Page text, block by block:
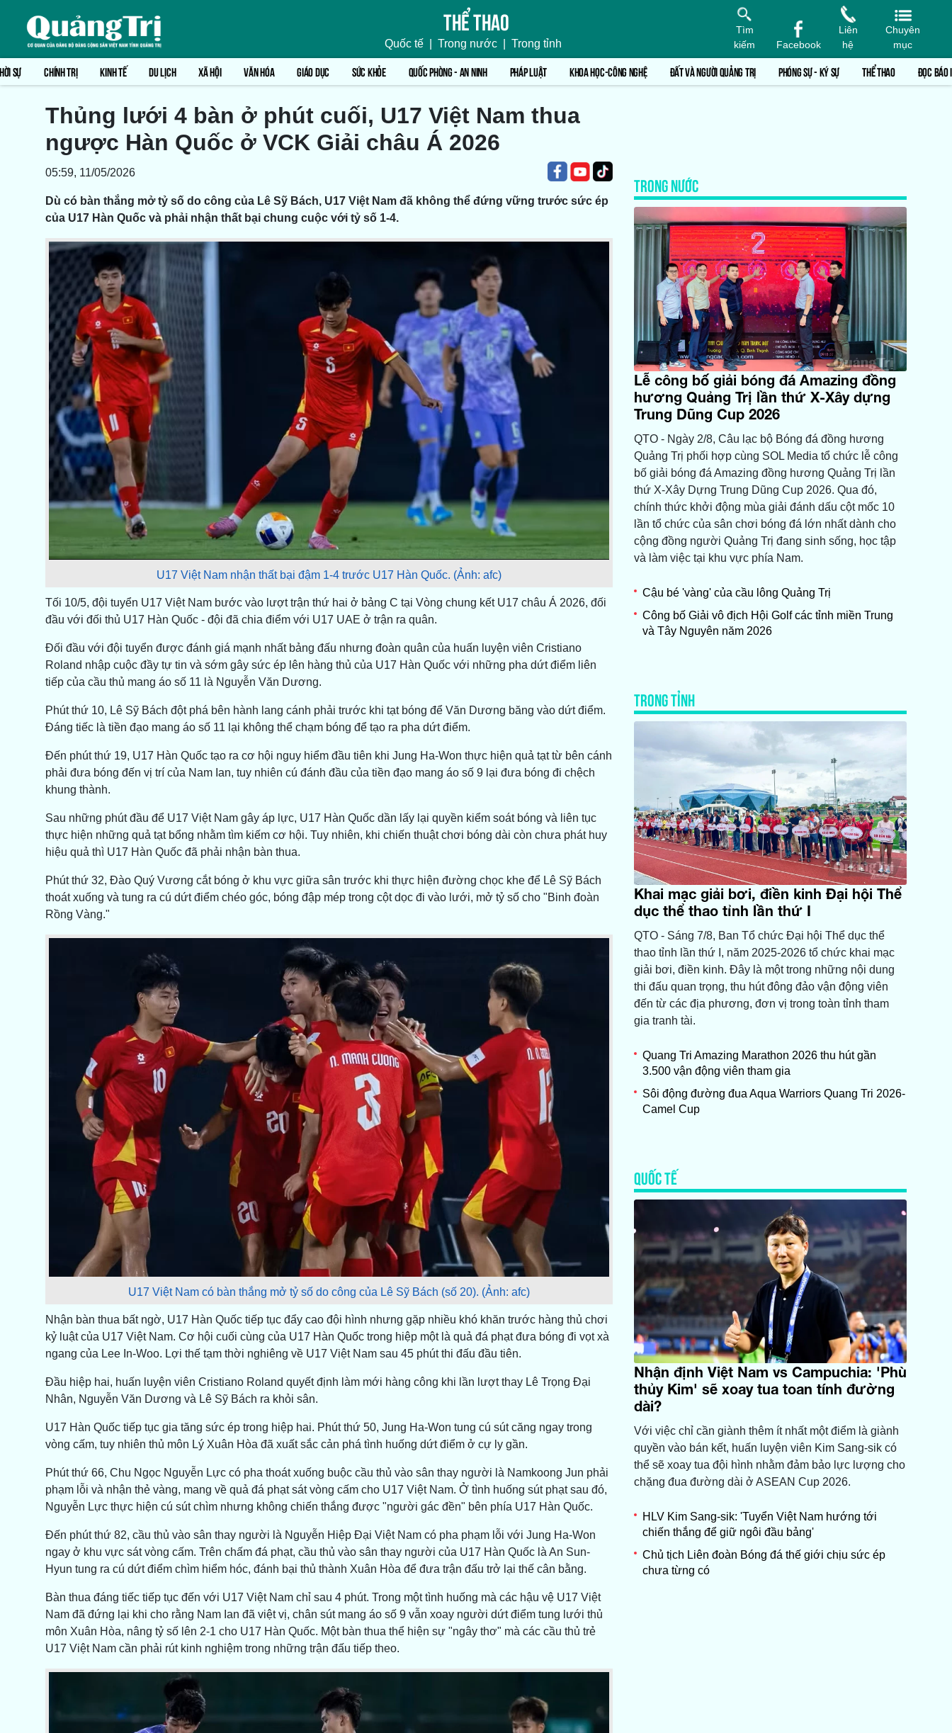
Thể thao
Quốc tế Trong nước Trong tỉnh
Tìm
kiếm
Facebook
Liên
hệ
Chuyên
mục
SỰ CHÍNH TRỊ KINH TẾ DU LỊCH XÃ HỘI VĂN HÓA GIÁO DỤC SỨC KHỎE QUỐC PHÒNG - AN NINH PHÁP LUẬT KHOA HỌC-CÔNG NGHỆ ĐẤT VÀ NGƯỜI QUẢNG TRỊ PHÓNG SỰ - KÝ SỰ THỂ THAO ĐỌC BÁO
Thủng lưới 4 bàn ở phút cuối, U17 Việt Nam thua
ngược Hàn Quốc ở VCK Giải châu Á 2026
05:59, 11/05/2026
Dù có bàn thắng mở tỷ số do công của Lê Sỹ Bách, U17 Việt Nam đã không thể đứng vững trước sức ép
của U17 Hàn Quốc và phải nhận thất bại chung cuộc với tỷ số 1-4.
U17 Việt Nam nhận thất bại đậm 1-4 trước U17 Hàn Quốc. (Ảnh: afc)
Tối 10/5, đội tuyển U17 Việt Nam bước vào lượt trận thứ hai ở bảng C tại Vòng chung kết U17 châu Á 2026, đối
đầu với đối thủ U17 Hàn Quốc - đội đã chia điểm với U17 UAE ở trận ra quân.
Đối đầu với đội tuyển được đánh giá mạnh nhất bảng đấu nhưng đoàn quân của huấn luyện viên Cristiano
Roland nhập cuộc đầy tự tin và sớm gây sức ép lên hàng thủ của U17 Hàn Quốc với những pha dứt điểm liên
tiếp của cầu thủ mang áo số 11 là Nguyễn Văn Dương.
​Phút thứ 10, Lê Sỹ Bách đột phá bên hành lang cánh phải trước khi tạt bóng để Văn Dương băng vào dứt điểm.
Đáng tiếc là tiền đạo mang áo số 11 lại không thể chạm bóng để tạo ra pha dứt điểm.
​Đến phút thứ 19, U17 Hàn Quốc tạo ra cơ hội nguy hiểm đầu tiên khi Jung Ha-Won thực hiện quả tạt từ bên cánh
phải đưa bóng đến vị trí của Nam Ian, tuy nhiên cú đánh đầu của tiền đạo mang áo số 9 lại đưa bóng đi chệch
khung thành.
​Sau những phút đầu để U17 Việt Nam gây áp lực, U17 Hàn Quốc dần lấy lại quyền kiểm soát bóng và liên tục
thực hiện những quả tạt bổng nhằm tìm kiếm cơ hội. Tuy nhiên, khi chiến thuật chơi bóng dài còn chưa phát huy
hiệu quả thì U17 Hàn Quốc đã phải nhận bàn thua.
Phút thứ 32, Đào Quý Vương cắt bóng ở khu vực giữa sân trước khi thực hiện đường chọc khe để Lê Sỹ Bách
thoát xuống và tung ra cú dứt điểm chéo góc, bóng đập mép trong cột dọc đi vào lưới, mở tỷ số cho "Binh đoàn
Rồng Vàng."
U17 Việt Nam có bàn thắng mở tỷ số do công của Lê Sỹ Bách (số 20). (Ảnh: afc)
Nhận bàn thua bất ngờ, U17 Hàn Quốc tiếp tục đẩy cao đội hình nhưng gặp nhiều khó khăn trước hàng thủ chơi
kỷ luật của U17 Việt Nam. Cơ hội cuối cùng của U17 Hàn Quốc trong hiệp một là quả đá phạt đưa bóng đi vọt xà
ngang của Lee In-Woo. Lợi thế tạm thời nghiêng về U17 Việt Nam sau 45 phút thi đấu đầu tiên.
Đầu hiệp hai, huấn luyện viên Cristiano Roland quyết định làm mới hàng công khi lần lượt thay Lê Trọng Đại
Nhân, Nguyễn Văn Dương và Lê Sỹ Bách ra khỏi sân.
U17 Hàn Quốc tiếp tục gia tăng sức ép trong hiệp hai. Phút thứ 50, Jung Ha-Won tung cú sút căng ngay trong
vòng cấm, tuy nhiên thủ môn Lý Xuân Hòa đã xuất sắc cản phá tình huống dứt điểm ở cự ly gần.
​Phút thứ 66, Chu Ngọc Nguyễn Lực có pha thoát xuống buộc cầu thủ vào sân thay người là Namkoong Jun phải
phạm lỗi và nhận thẻ vàng, mang về quả đá phạt sát vòng cấm cho U17 Việt Nam. Ở tình huống sút phạt sau đó,
Nguyễn Lực thực hiện cú sút chìm nhưng không chiến thắng được "người gác đền" bên phía U17 Hàn Quốc.
Đến phút thứ 82, cầu thủ vào sân thay người là Nguyễn Hiệp Đại Việt Nam có pha phạm lỗi với Jung Ha-Won
ngay ở khu vực sát vòng cấm. Trên chấm đá phạt, cầu thủ vào sân thay người của U17 Hàn Quốc là An Sun-
Hyun tung ra cú dứt điểm chìm hiểm hóc, đánh bại thủ thành Xuân Hòa để đưa trận đấu trở lại thế cân bằng.
​Bàn thua đáng tiếc tiếp tục đến với U17 Việt Nam chỉ sau 4 phút. Trong một tình huống mà các hậu vệ U17 Việt
Nam đã đứng lại khi cho rằng Nam Ian đã việt vị, chân sút mang áo số 9 vẫn xoay người dứt điểm tung lưới thủ
môn Xuân Hòa, nâng tỷ số lên 2-1 cho U17 Hàn Quốc. Một bàn thua thể hiện sự "ngây thơ" mà các cầu thủ trẻ
U17 Việt Nam cần phải rút kinh nghiệm trong những trận đấu tiếp theo.
TRONG NƯỚC
Lễ công bố giải bóng đá Amazing đồng
hương Quảng Trị lần thứ X-Xây dựng
Trung Dũng Cup 2026
QTO - Ngày 2/8, Câu lạc bộ Bóng đá đồng hương
Quảng Trị phối hợp cùng SOL Media tổ chức lễ công
bố giải bóng đá Amazing đồng hương Quảng Trị lần
thứ X-Xây Dựng Trung Dũng Cup 2026. Qua đó,
chính thức khởi động mùa giải đánh dấu cột mốc 10
lần tổ chức của sân chơi bóng đá lớn nhất dành cho
cộng đồng người Quảng Trị đang sinh sống, học tập
và làm việc tại khu vực phía Nam.
Cậu bé 'vàng' của cầu lông Quảng Trị
Công bố Giải vô địch Hội Golf các tỉnh miền Trung
và Tây Nguyên năm 2026
TRONG TỈNH
Khai mạc giải bơi, điền kinh Đại hội Thể
dục thể thao tỉnh lần thứ I
QTO - Sáng 7/8, Ban Tổ chức Đại hội Thể dục thể
thao tỉnh lần thứ I, năm 2025-2026 tổ chức khai mạc
giải bơi, điền kinh. Đây là một trong những nội dung
thi đấu quan trọng, thu hút đông đảo vận động viên
đến từ các địa phương, đơn vị trong toàn tỉnh tham
gia tranh tài.
Quang Tri Amazing Marathon 2026 thu hút gần
3.500 vận động viên tham gia
Sôi động đường đua Aqua Warriors Quang Tri 2026-
Camel Cup
QUỐC TẾ
Nhận định Việt Nam vs Campuchia: 'Phù
thủy Kim' sẽ xoay tua toan tính đường
dài?
Với việc chỉ cần giành thêm ít nhất một điểm là giành
quyền vào bán kết, huấn luyện viên Kim Sang-sik có
thể sẽ xoay tua đội hình nhằm đảm bảo lực lượng cho
chặng đua đường dài ở ASEAN Cup 2026.
HLV Kim Sang-sik: 'Tuyển Việt Nam hướng tới
chiến thắng để giữ ngôi đầu bảng'
Chủ tịch Liên đoàn Bóng đá thế giới chịu sức ép
chưa từng có